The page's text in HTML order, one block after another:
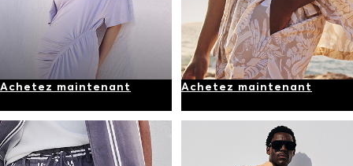
Achetez maintenant Achetez maintenant